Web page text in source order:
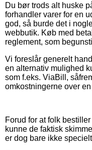
Du bør trods alt huske
forhandler varer for en
god, så burde det i
webbutik. Køb med
reglement, som
Vi foreslår generelt
en alternativ mulighed
som f.eks. ViaBill,
omkostningerne over
Forud for at folk
kunne de faktisk
er dog bare ikke